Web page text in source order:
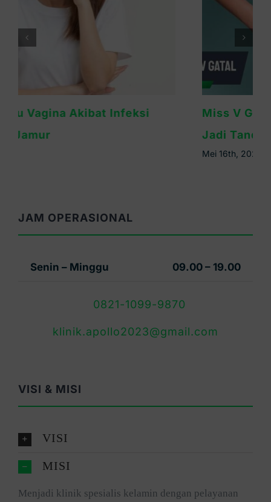
Miss V Gatal dan Bau Tidak Sedap? Bisa
Jadi Tanda Infeksi
JAM OPERASIONAL
Senin – Minggu 09.00 – 19.00
0821-1099-9870
klinik.apollo2023@gmail.com
VISI & MISI
VISI
MISI
Menjadi klinik spesialis kelamin dengan pelayanan